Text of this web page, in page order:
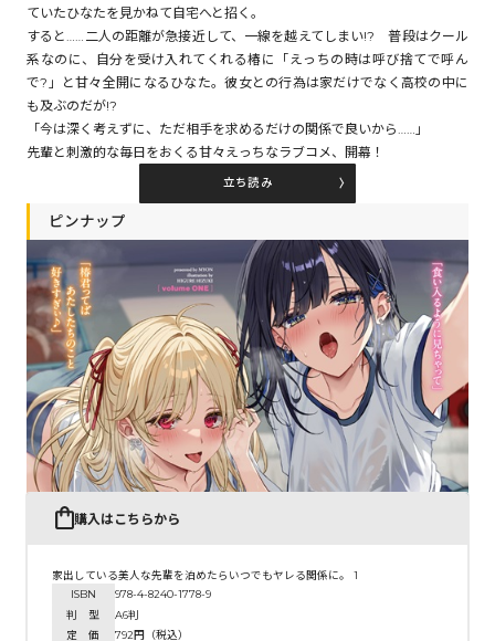
コミックパルフェ
コミックエッセイ
ていたひなたを見かねて自宅へと招く。
すると……二人の距離が急接近して、一線を越えてしまい!? 普段はクール
系なのに、自分を受け入れてくれる椿に「えっちの時は呼び捨てで呼ん
で?」と甘々全開になるひなた。彼女との行為は家だけでなく高校の中に
も及ぶのだが!?
「今は深く考えずに、ただ相手を求めるだけの関係で良いから……」
先輩と刺激的な毎日をおくる甘々えっちなラブコメ、開幕！
立ち読み
ピンナップ
購入はこちらから
家出している美人な先輩を泊めたらいつでもヤレる関係に。 1
ISBN
978-4-8240-1778-9
判 型
A6判
定 価
792円（税込）